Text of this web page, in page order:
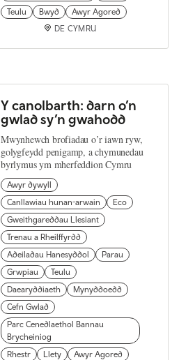
Teulu
Bwyd
Awyr Agored
DE CYMRU
Y canolbarth: darn o’n
gwlad sy’n gwahodd
Mwynhewch brofiadau o’r iawn ryw,
golygfeydd penigamp, a chymunedau
byrlymus ym mherfeddion Cymru
Awyr dywyll
Canllawiau hunan-arwain
Eco
Gweithgareddau Llesiant
Trenau a Rheilffyrdd
Adeiladau Hanesyddol
Parau
Grwpiau
Teulu
Daearyddiaeth
Mynyddoedd
Cefn Gwlad
Parc Cenedlaethol Bannau
Brycheiniog
Rhestr
Llety
Awyr Agored